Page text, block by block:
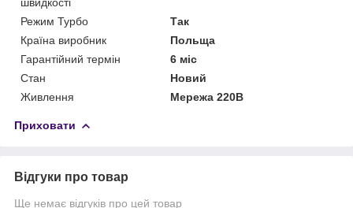
Режим Турбо
Так
Країна виробник
Польща
Гарантійний термін
6 міс
Стан
Новий
Живлення
Мережа 220В
Приховати
Відгуки про товар
Ще немає відгуків про цей товар